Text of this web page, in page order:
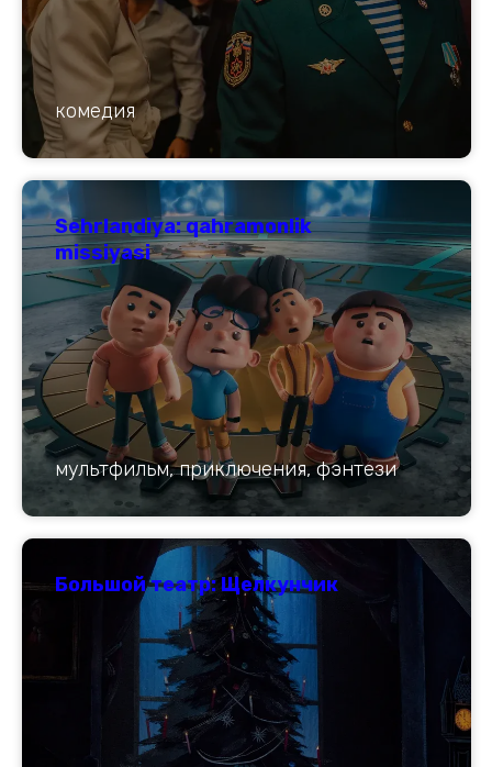
комедия
Sehrlandiya: qahramonlik
missiyasi
мультфильм, приключения, фэнтези
Большой театр: Щелкунчик